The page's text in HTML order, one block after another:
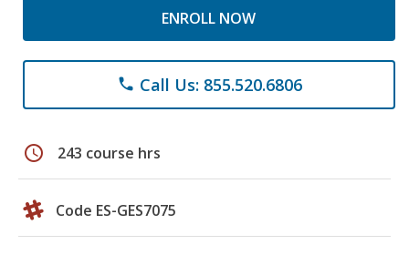
ENROLL NOW
phone Call Us: 855.520.6806
schedule 243 course hrs
Code ES-GES7075